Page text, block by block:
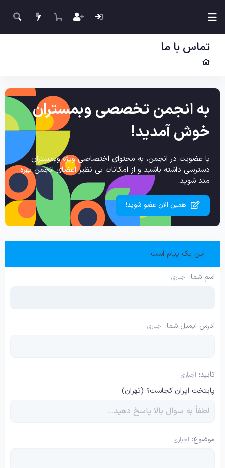
تماس با ما
به انجمن تخصصی وبمستران
خوش آمدید!
با عضویت در انجمن، به محتوای اختصاصی ویژه وبمستران
دسترسی داشته باشید و از امکانات بی نظیر اعضای انجمن بهره
مند شوید.
همین الان عضو شوید!
این یک پیام است.
اسم شما اجباری
آدرس ایمیل شما اجباری
تایید اجباری
پایتخت ایران کجاست؟ (تهران)
موضوع اجباری